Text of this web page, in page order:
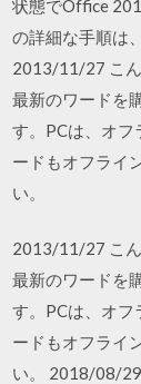
状態でOffice
の詳細な手順は
2013/11/27 こん
最新のワードを
す。PCは、オフ
ードもオフライ
い。
2013/11/27 こん
最新のワードを
す。PCは、オフ
ードもオフライ
い。 2018/08/29